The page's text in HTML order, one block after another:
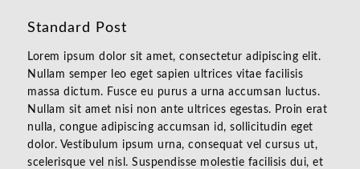
Standard Post
Lorem ipsum dolor sit amet, consectetur adipiscing elit.
Nullam semper leo eget sapien ultrices vitae facilisis
massa dictum. Fusce eu purus a urna accumsan luctus.
Nullam sit amet nisi non ante ultrices egestas. Proin erat
nulla, congue adipiscing accumsan id, sollicitudin eget
dolor. Vestibulum ipsum urna, consequat vel cursus ut,
scelerisque vel nisl. Suspendisse molestie facilisis dui, et